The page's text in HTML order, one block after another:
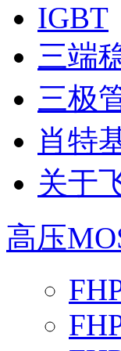
IGBT
三端
三极
肖特
关于
高压